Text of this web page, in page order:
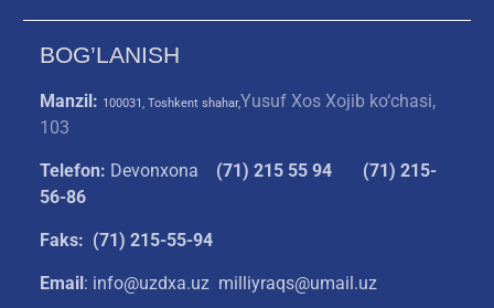
BOG’LANISH
Manzil: 100031, Toshkent shahar,Yusuf Xos Xojib ko‘chasi,
103
Telefon: Devonxona (71) 215 55 94
(71) 215-
56-86
Faks: (71) 215-55-94
Email : info@uzdxa.uz milliyraqs@umail.uz